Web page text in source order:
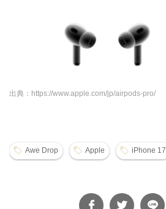
出典：https://www.apple.com/jp/airpods-pro/
Awe Drop Apple iPhone 17